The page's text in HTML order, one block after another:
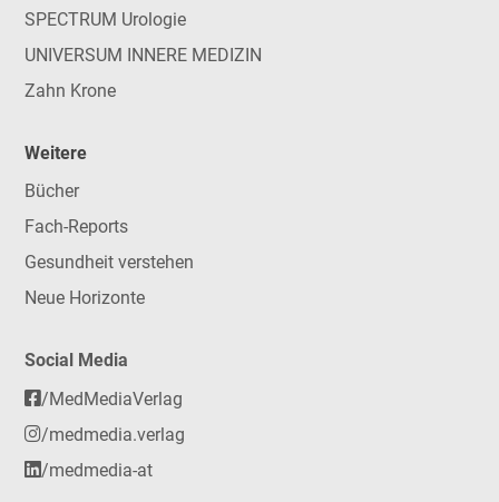
SPECTRUM Urologie
UNIVERSUM INNERE MEDIZIN
Zahn Krone
Weitere
Bücher
Fach-Reports
Gesundheit verstehen
Neue Horizonte
Social Media
/MedMediaVerlag
/medmedia.verlag
/medmedia-at